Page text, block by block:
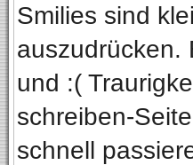
Smilies sind
auszudrücken.
und :(
schreiben-
schnell